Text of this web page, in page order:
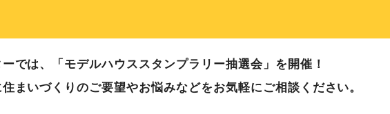
では、「モデルハウススタンプラリー抽選会」を開催！
まいづくりのご要望やお悩みなどをお気軽にご相談ください。